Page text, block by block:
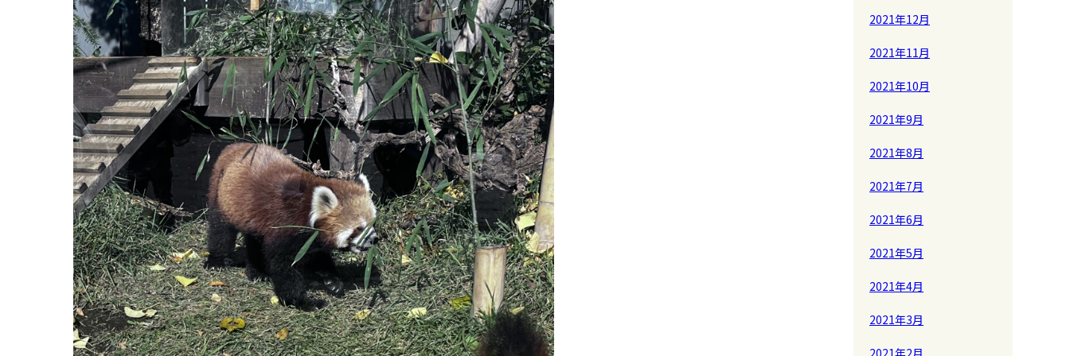
2021年12月
2021年11月
2021年10月
2021年9月
2021年8月
2021年7月
2021年6月
2021年5月
2021年4月
2021年3月
2021年2月